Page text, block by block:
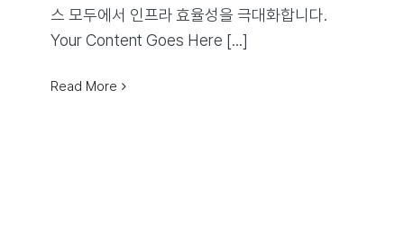
스 모두에서 인프라 효율성을 극대화합니다.
Your Content Goes Here [...]
Read More